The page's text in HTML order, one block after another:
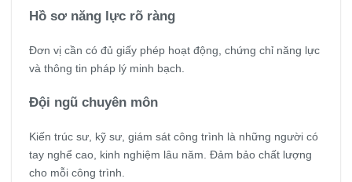
Hồ sơ năng lực rõ ràng
Đơn vị cần có đủ giấy phép hoạt động, chứng chỉ năng lực
và thông tin pháp lý minh bạch.
Đội ngũ chuyên môn
Kiến trúc sư, kỹ sư, giám sát công trình là những người có
tay nghể cao, kinh nghiệm lâu năm. Đảm bảo chất lượng
cho mỗi công trình.